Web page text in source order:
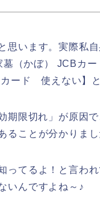
思います。実際私
墓（かぼ） JCBカ
ード 使えない】
期限切れ」が原因
ることが分かりまし
ってるよ！と言わ
いんですよね～♪